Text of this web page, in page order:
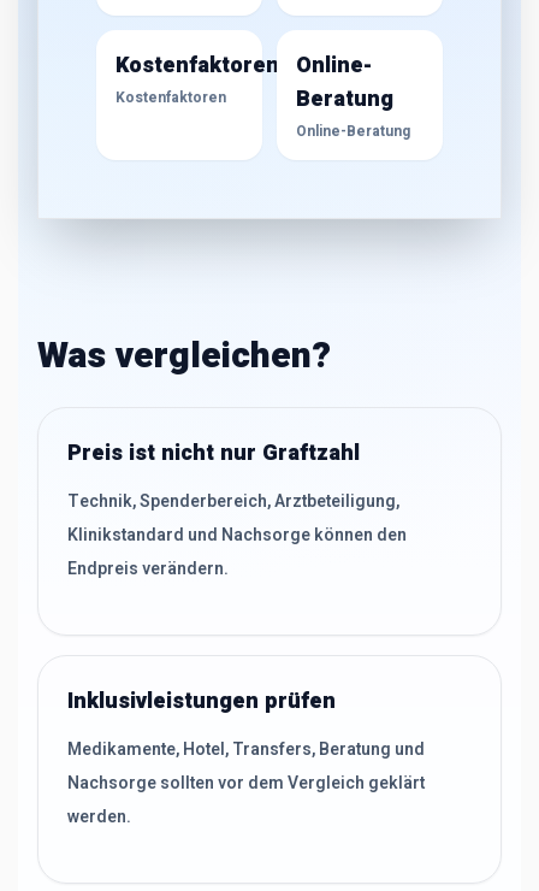
Kostenfaktoren
Kostenfaktoren
Online-
Beratung
Online-Beratung
Was vergleichen?
Preis ist nicht nur Graftzahl
Technik, Spenderbereich, Arztbeteiligung,
Klinikstandard und Nachsorge können den
Endpreis verändern.
Inklusivleistungen prüfen
Medikamente, Hotel, Transfers, Beratung und
Nachsorge sollten vor dem Vergleich geklärt
werden.